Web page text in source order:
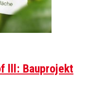
lll: Bauprojekt